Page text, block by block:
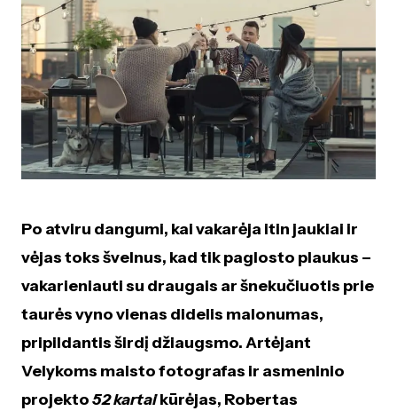
Po atviru dangumi, kai vakarėja itin jaukiai ir
vėjas toks švelnus, kad tik paglosto plaukus –
vakarieniauti su draugais ar šnekučiuotis prie
taurės vyno vienas didelis malonumas,
pripildantis širdį džiaugsmo. Artėjant
Velykoms maisto fotografas ir asmeninio
projekto52 kartaikūrėjas, Robertas